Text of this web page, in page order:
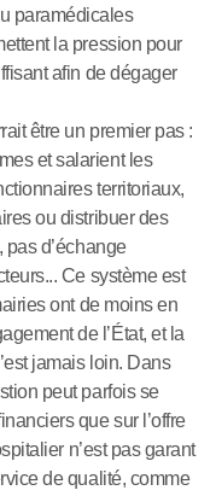
paramédicales
la pression pour
afin de dégager
être un premier pas :
et salarient les
territoriaux,
ou distribuer des
d’échange
Ce système est
ont de moins en
de l’État, et la
jamais loin. Dans
peut parfois se
que sur l’offre
n’est pas garant
de qualité, comme